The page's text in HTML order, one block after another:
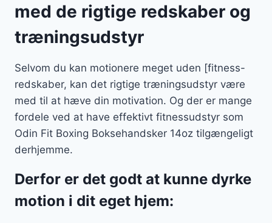
med de rigtige redskaber og
træningsudstyr
Selvom du kan motionere meget uden [fitness-
redskaber, kan det rigtige træningsudstyr være
med til at hæve din motivation. Og der er mange
fordele ved at have effektivt fitnessudstyr som
Odin Fit Boxing Boksehandsker 14oz tilgængeligt
derhjemme.
Derfor er det godt at kunne dyrke
motion i dit eget hjem: